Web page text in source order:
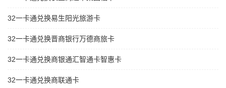
32一卡通兑换易生阳光旅游卡
32一卡通兑换晋商银行万德商旅卡
32一卡通兑换商银通汇智通卡智惠卡
32一卡通兑换商联通卡